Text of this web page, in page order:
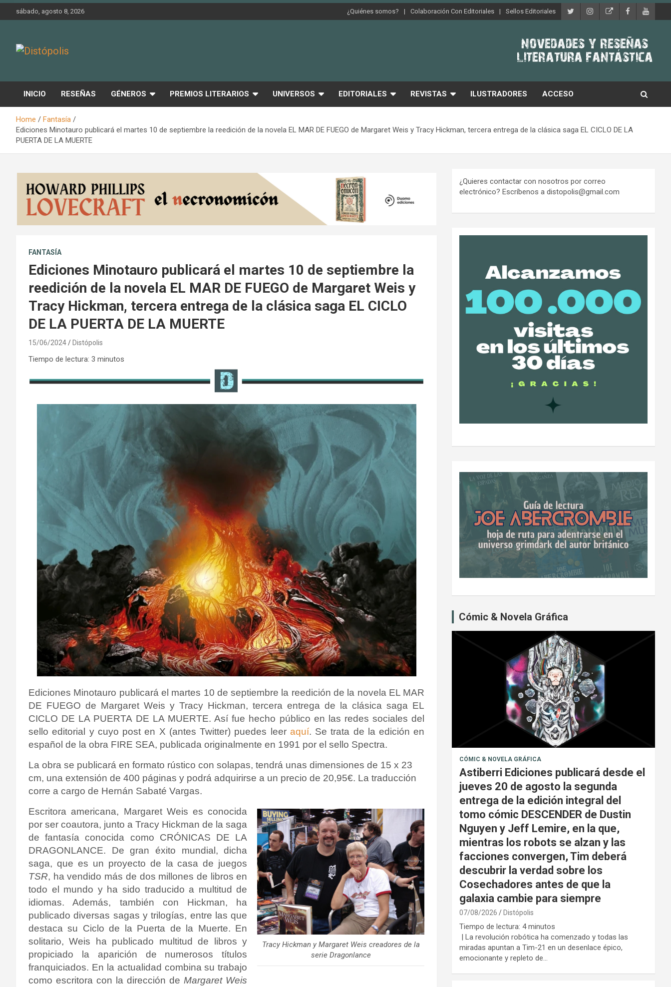
Skip
sábado, agosto 8, 2026 ¿Quiénes somos? Colaboración Con Editoriales Sellos Editoriales
INICIO RESEÑAS GÉNEROS PREMIOS LITERARIOS UNIVERSOS EDITORIALES REVISTAS ILUSTRADORES ACCESO
Home
Fantasía
Ediciones Minotauro publicará el martes 10 de septiembre la reedición de la novela EL MAR DE FUEGO de Margaret Weis y Tracy Hickman, tercera entrega de la clásica saga EL CICLO DE LA
PUERTA DE LA MUERTE
FANTASÍA
Ediciones Minotauro publicará el martes 10 de septiembre la
reedición de la novela EL MAR DE FUEGO de Margaret Weis y
Tracy Hickman, tercera entrega de la clásica saga EL CICLO
DE LA PUERTA DE LA MUERTE
15/06/2024 Distópolis
Tiempo de lectura: 3 minutos
Ediciones Minotauro publicará el martes 10 de septiembre la reedición de la novela EL MAR
DE FUEGO de Margaret Weis y Tracy Hickman, tercera entrega de la clásica saga EL
CICLO DE LA PUERTA DE LA MUERTE. Así fue hecho público en las redes sociales del
sello editorial y cuyo post en X (antes Twitter) puedes leer aquí. Se trata de la edición en
español de la obra FIRE SEA, publicada originalmente en 1991 por el sello Spectra.
La obra se publicará en formato rústico con solapas, tendrá unas dimensiones de 15 x 23
cm, una extensión de 400 páginas y podrá adquirirse a un precio de 20,95€. La traducción
corre a cargo de Hernán Sabaté Vargas.
Tracy Hickman y Margaret Weis creadores de la
serie Dragonlance
Escritora americana, Margaret Weis es conocida
por ser coautora, junto a Tracy Hickman de la saga
de fantasía conocida como CRÓNICAS DE LA
DRAGONLANCE. De gran éxito mundial, dicha
saga, que es un proyecto de la casa de juegos
TSR, ha vendido más de dos millones de libros en
todo el mundo y ha sido traducido a multitud de
idiomas. Además, también con Hickman, ha
publicado diversas sagas y trilogías, entre las que
destaca su Ciclo de la Puerta de la Muerte. En
solitario, Weis ha publicado multitud de libros y
propiciado la aparición de numerosos títulos
franquiciados. En la actualidad combina su trabajo
como escritora con la dirección de Margaret Weis
¿Quieres contactar con nosotros por correo
electrónico? Escríbenos a distopolis@gmail.com
Cómic & Novela Gráfica
CÓMIC & NOVELA GRÁFICA
Astiberri Ediciones publicará desde el
jueves 20 de agosto la segunda
entrega de la edición integral del
tomo cómic DESCENDER de Dustin
Nguyen y Jeff Lemire, en la que,
mientras los robots se alzan y las
facciones convergen, Tim deberá
descubrir la verdad sobre los
Cosechadores antes de que la
galaxia cambie para siempre
07/08/2026 Distópolis
Tiempo de lectura: 4 minutos
| La revolución robótica ha comenzado y todas las
miradas apuntan a Tim-21 en un desenlace épico,
emocionante y repleto de…